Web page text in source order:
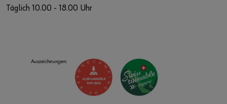
Täglich 10.00 - 18.00 Uhr